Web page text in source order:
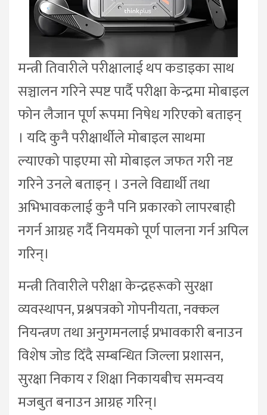
मन्त्री तिवारीले परीक्षालाई थप कडाइका साथ
सञ्चालन गरिने स्पष्ट पार्दै परीक्षा केन्द्रमा मोबाइल
फोन लैजान पूर्ण रूपमा निषेध गरिएको बताइन्
। यदि कुनै परीक्षार्थीले मोबाइल साथमा
ल्याएको पाइएमा सो मोबाइल जफत गरी नष्ट
गरिने उनले बताइन् । उनले विद्यार्थी तथा
अभिभावकलाई कुनै पनि प्रकारको लापरबाही
नगर्न आग्रह गर्दै नियमको पूर्ण पालना गर्न अपिल
गरिन्।
मन्त्री तिवारीले परीक्षा केन्द्रहरूको सुरक्षा
व्यवस्थापन, प्रश्नपत्रको गोपनीयता, नक्कल
नियन्त्रण तथा अनुगमनलाई प्रभावकारी बनाउन
विशेष जोड दिँदै सम्बन्धित जिल्ला प्रशासन,
सुरक्षा निकाय र शिक्षा निकायबीच समन्वय
मजबुत बनाउन आग्रह गरिन्।